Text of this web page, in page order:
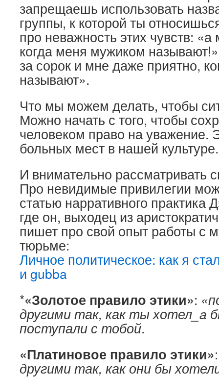
запрещаешь использовать
группы, к которой ты
про неважность этих чувств:
когда меня мужиком
за сорок и мне даже приятно,
называют».
Что мы можем делать, чтобы
Можно начать с того, чтобы
человеком право на уважение.
больных мест в нашей культуре.
И внимательно рассматривать
Про невидимые привилегии
статью нарративного практика
где он, выходец из
пишет про свой опыт работы с
тюрьме:
Личное политическое: как я
и gubba
*«Золотое правило этики»:
другими так, как ты хотел_a
поступали с тобой.
«Платиновое правило этики»
другими так, как они бы